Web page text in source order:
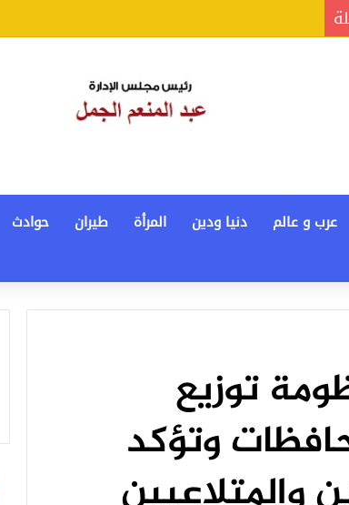
عرب و عالم دنيا ودين المرأة طيران حوادث
توزيع
وتؤكد